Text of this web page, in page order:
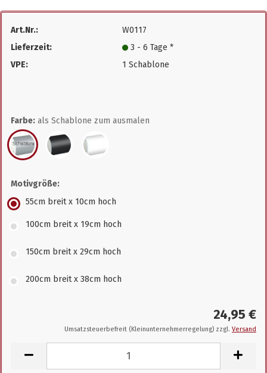
Art.Nr.:
W0117
Lieferzeit:
3 - 6 Tage *
VPE:
1 Schablone
Farbe: als Schablone zum ausmalen
Motivgröße:
55cm breit x 10cm hoch
100cm breit x 19cm hoch
150cm breit x 29cm hoch
200cm breit x 38cm hoch
24,95 €
Umsatzsteuerbefreit (Kleinunternehmerregelung) zzgl. Versand